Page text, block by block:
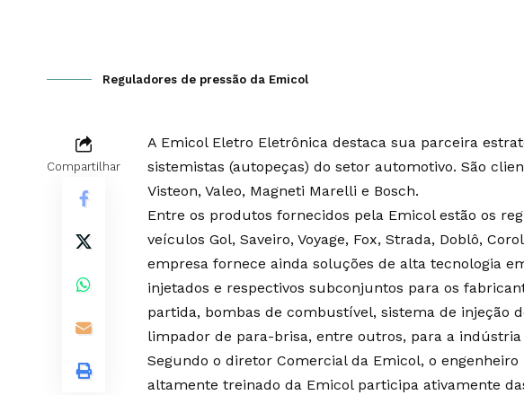
Reguladores de pressão da Emicol
Compartilhar
A Emicol Eletro Eletrônica destaca sua parceira
sistemistas (autopeças) do setor automotivo. São
Visteon, Valeo, Magneti Marelli e Bosch.
Entre os produtos fornecidos pela Emicol estão os
veículos Gol, Saveiro, Voyage, Fox, Strada, Doblô,
empresa fornece ainda soluções de alta tecnologia
injetados e respectivos subconjuntos para os
partida, bombas de combustível, sistema de injeção
limpador de para-brisa, entre outros, para a indústria
Segundo o diretor Comercial da Emicol, o
altamente treinado da Emicol participa ativamente